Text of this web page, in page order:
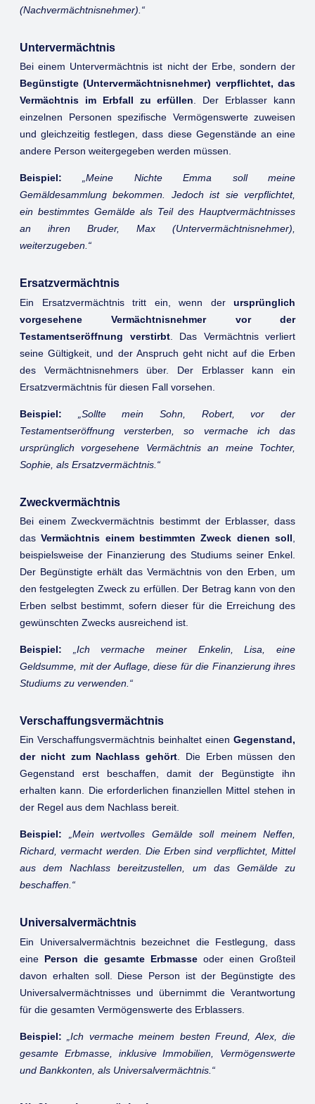
(Nachvermächtnisnehmer).“
Untervermächtnis
Bei einem Untervermächtnis ist nicht der Erbe, sondern der
Begünstigte (Untervermächtnisnehmer) verpflichtet, das
Vermächtnis im Erbfall zu erfüllen. Der Erblasser kann
einzelnen Personen spezifische Vermögenswerte zuweisen
und gleichzeitig festlegen, dass diese Gegenstände an eine
andere Person weitergegeben werden müssen.
Beispiel:„Meine Nichte Emma soll meine
Gemäldesammlung bekommen. Jedoch ist sie verpflichtet,
ein bestimmtes Gemälde als Teil des Hauptvermächtnisses
an ihren Bruder, Max (Untervermächtnisnehmer),
weiterzugeben.“
Ersatzvermächtnis
Ein Ersatzvermächtnis tritt ein, wenn der ursprünglich
vorgesehene Vermächtnisnehmer vor der
Testamentseröffnung verstirbt. Das Vermächtnis verliert
seine Gültigkeit, und der Anspruch geht nicht auf die Erben
des Vermächtnisnehmers über. Der Erblasser kann ein
Ersatzvermächtnis für diesen Fall vorsehen.
Beispiel:
„Sollte mein Sohn, Robert, vor der
Testamentseröffnung versterben, so vermache ich das
ursprünglich vorgesehene Vermächtnis an meine Tochter,
Sophie, als Ersatzvermächtnis.“
Zweckvermächtnis
Bei einem Zweckvermächtnis bestimmt der Erblasser, dass
dasVermächtnis einem bestimmten Zweck dienen soll
beispielsweise der Finanzierung des Studiums seiner Enkel.
Der Begünstigte erhält das Vermächtnis von den Erben, um
den festgelegten Zweck zu erfüllen. Der Betrag kann von den
Erben selbst bestimmt, sofern dieser für die Erreichung des
gewünschten Zwecks ausreichend ist.
Beispiel:
„Ich vermache meiner Enkelin, Lisa, eine
Geldsumme, mit der Auflage, diese für die Finanzierung ihres
Studiums zu verwenden.“
Verschaffungsvermächtnis
Ein Verschaffungsvermächtnis beinhaltet einen Gegenstand,
der nicht zum Nachlass gehört. Die Erben müssen den
Gegenstand erst beschaffen, damit der Begünstigte ihn
erhalten kann. Die erforderlichen finanziellen Mittel stehen in
der Regel aus dem Nachlass bereit.
Beispiel: „Mein wertvolles Gemälde soll meinem Neffen,
Richard, vermacht werden. Die Erben sind verpflichtet, Mittel
aus dem Nachlass bereitzustellen, um das Gemälde zu
beschaffen.“
Universalvermächtnis
Ein Universalvermächtnis bezeichnet die Festlegung, dass
eine Person die gesamte Erbmasse oder einen Großteil
davon erhalten soll. Diese Person ist der Begünstigte des
Universalvermächtnisses und übernimmt die Verantwortung
für die gesamten Vermögenswerte des Erblassers.
Beispiel:
„Ich vermache meinem besten Freund, Alex, die
gesamte Erbmasse, inklusive Immobilien, Vermögenswerte
und Bankkonten, als Universalvermächtnis.“